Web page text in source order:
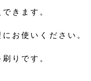
きます。
お使いください。
りです。